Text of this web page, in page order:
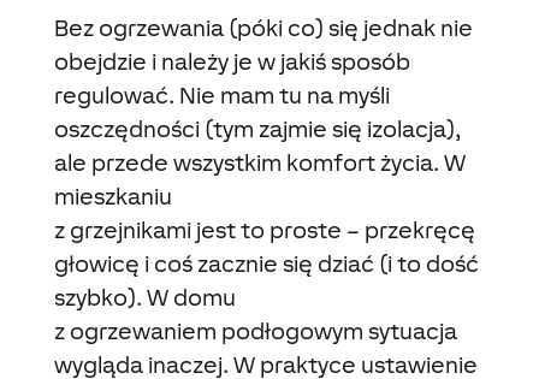
Bez ogrzewania (póki co) się jednak nie
obejdzie i należy je w jakiś sposób
regulować. Nie mam tu na myśli
oszczędności (tym zajmie się izolacja),
ale przede wszystkim komfort życia. W
mieszkaniu
z grzejnikami jest to proste – przekręcę
głowicę i coś zacznie się dziać (i to dość
szybko). W domu
z ogrzewaniem podłogowym sytuacja
wygląda inaczej. W praktyce ustawienie